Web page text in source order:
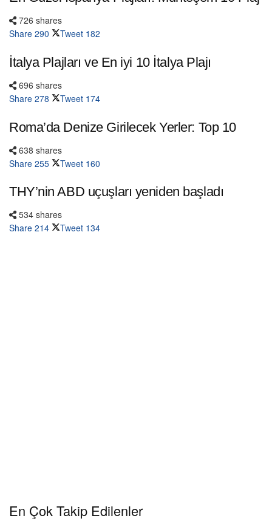
726 shares
Share 290 Tweet 182
İtalya Plajları ve En iyi 10 İtalya Plajı
696 shares
Share 278 Tweet 174
Roma’da Denize Girilecek Yerler: Top 10
638 shares
Share 255 Tweet 160
THY’nin ABD uçuşları yeniden başladı
534 shares
Share 214 Tweet 134
En Çok Takip Edilenler